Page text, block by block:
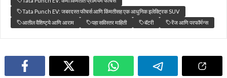
o
k
p
p
m
Tata Punch EV: जबरदस्त फीचर्स आणि किंमतीसह एक आधुनिक इलेक्ट्रिक SUV
आतील वैशिष्ट्ये आणि आराम
पहा सविस्तर माहिती बॅटरी रेंज आणि परफॉर्मन्स